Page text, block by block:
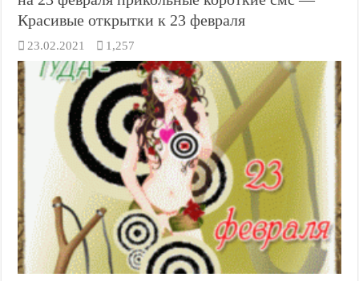
Красивые открытки к 23 февраля
23.02.2021 1,257